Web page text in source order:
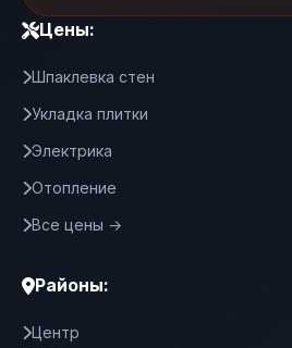
Цены:
Шпаклевка стен
Укладка плитки
Электрика
Отопление
Все цены →
Районы:
Центр